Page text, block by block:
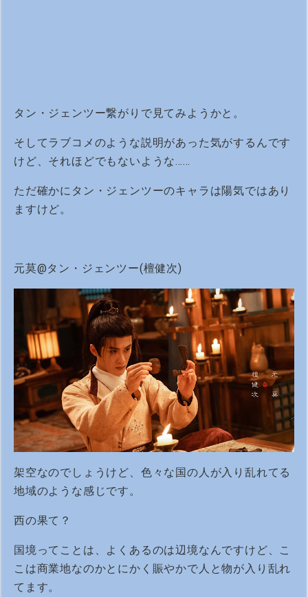
タン・ジェンツー繋がりで見てみようかと。
そしてラブコメのような説明があった気がするんです
けど、それほどでもないような……
ただ確かにタン・ジェンツーのキャラは陽気ではあり
ますけど。
元莫@タン・ジェンツー(檀健次)
架空なのでしょうけど、色々な国の人が入り乱れてる
地域のような感じです。
西の果て？
国境ってことは、よくあるのは辺境なんですけど、こ
こは商業地なのかとにかく賑やかで人と物が入り乱れ
てます。